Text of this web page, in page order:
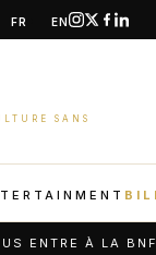
FR EN
SANS
ENTRE À LA BNF